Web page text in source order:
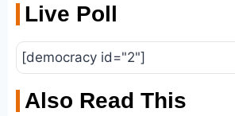
Live Poll
[democracy id="2"]
Also Read This